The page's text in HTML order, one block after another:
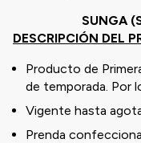
SUNGA
DESCRIPCIÓN DEL
Producto de
de temporada. Por
Vigente hasta
Prenda